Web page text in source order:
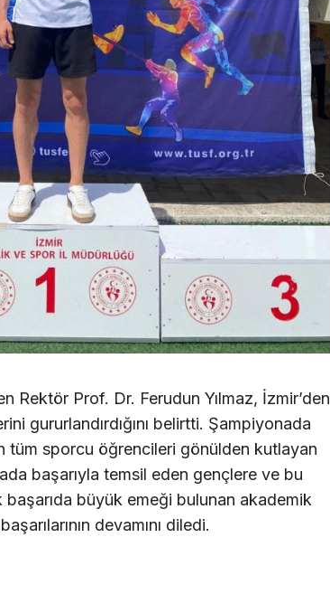
Rektör Prof. Dr. Ferudun Yılmaz, İzmir’den
gururlandırdığını belirtti. Şampiyonada
tüm sporcu öğrencileri gönülden kutlayan
başarıyla temsil eden gençlere ve bu
büyük emeği bulunan akademik
devamını diledi.